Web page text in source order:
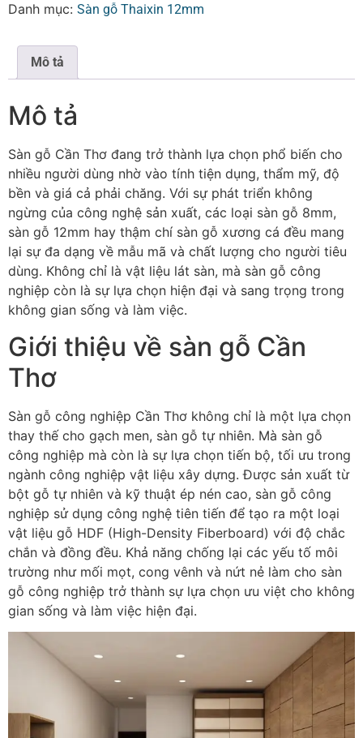
Danh mục: Sàn gỗ Thaixin 12mm
Mô tả
Mô tả
Sàn gỗ Cần Thơ đang trở thành lựa chọn phổ biến cho
nhiều người dùng nhờ vào tính tiện dụng, thẩm mỹ, độ
bền và giá cả phải chăng. Với sự phát triển không
ngừng của công nghệ sản xuất, các loại sàn gỗ 8mm,
sàn gỗ 12mm hay thậm chí sàn gỗ xương cá đều mang
lại sự đa dạng về mẫu mã và chất lượng cho người tiêu
dùng. Không chỉ là vật liệu lát sàn, mà sàn gỗ công
nghiệp còn là sự lựa chọn hiện đại và sang trọng trong
không gian sống và làm việc.
Giới thiệu về sàn gỗ Cần
Thơ
Sàn gỗ công nghiệp Cần Thơ không chỉ là một lựa chọn
thay thế cho gạch men, sàn gỗ tự nhiên. Mà sàn gỗ
công nghiệp mà còn là sự lựa chọn tiến bộ, tối ưu trong
ngành công nghiệp vật liệu xây dựng. Được sản xuất từ
bột gỗ tự nhiên và kỹ thuật ép nén cao, sàn gỗ công
nghiệp sử dụng công nghệ tiên tiến để tạo ra một loại
vật liệu gỗ HDF (High-Density Fiberboard) với độ chắc
chắn và đồng đều. Khả năng chống lại các yếu tố môi
trường như mối mọt, cong vênh và nứt nẻ làm cho sàn
gỗ công nghiệp trở thành sự lựa chọn ưu việt cho không
gian sống và làm việc hiện đại.